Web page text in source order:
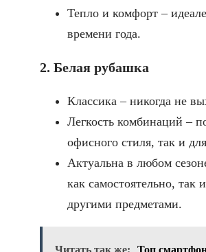
Тепло и комфорт –
времени года.
2. Белая рубашка
Классика – никогда не
Легкость комбинаций –
офисного стиля, так и
Актуальна в любом
как самостоятельно, так
другими предметами.
Читать так же:
Топ